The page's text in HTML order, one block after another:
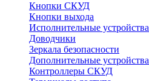
Кнопки СКУД
Кнопки выхода
Исполнительные
Доводчики
Зеркала безопасности
Дополнительные
Контроллеры СКУД